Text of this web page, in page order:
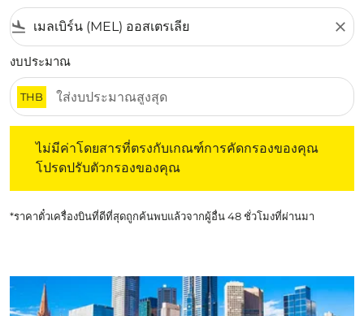
flight_land close
งบประมาณ
THB
ไม่มีค่าโดยสารที่ตรงกับเกณฑ์การคัดกรองของคุณ
โปรดปรับตัวกรองของคุณ
*ราคาตั๋วเครื่องบินที่ดีที่สุดถูกค้นพบแล้วจากผู้อื่น 48 ชั่วโมงที่ผ่านมา